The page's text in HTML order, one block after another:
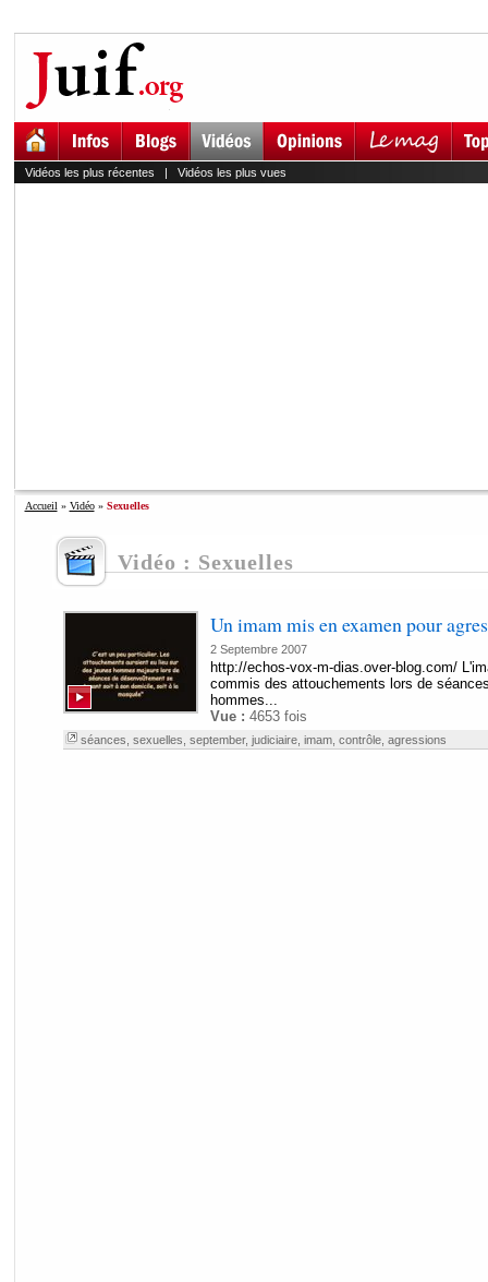
Vidéos les plus récentes | Vidéos les plus vues
Accueil » Vidéo» Sexuelles
Vidéo : Sexuelles
Un imam mis en examen pour
2 Septembre 2007
http://echos-vox-m-dias.over-blog.com/
commis des attouchements lors de
hommes...
Vue : 4653 fois
séances sexuelles september, judiciaire, imam, contrôle, agressions